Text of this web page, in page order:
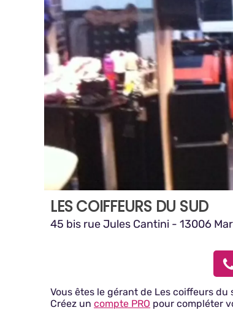
LES COIFFEURS DU SUD
45 bis rue Jules Cantini - 13006
Vous êtes le gérant de Les coiffeurs du
Créez un compte PRO pour compléter